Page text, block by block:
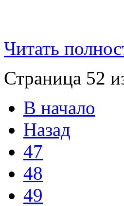
Читать
Страница 52
В начало
Назад
47
48
49